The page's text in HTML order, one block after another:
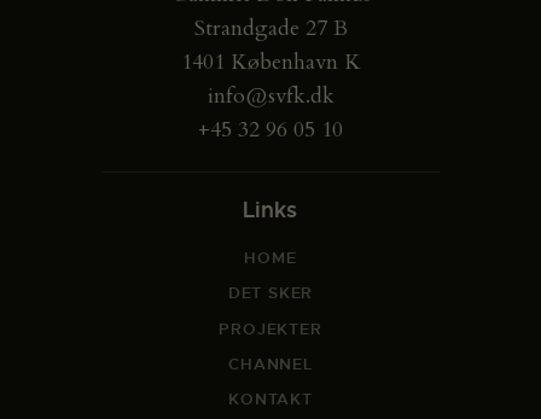
Strandgade 27 B
1401 København K
info@svfk.dk
+45 32 96 05 10
Links
HOME
DET SKER
PROJEKTER
CHANNEL
KONTAKT